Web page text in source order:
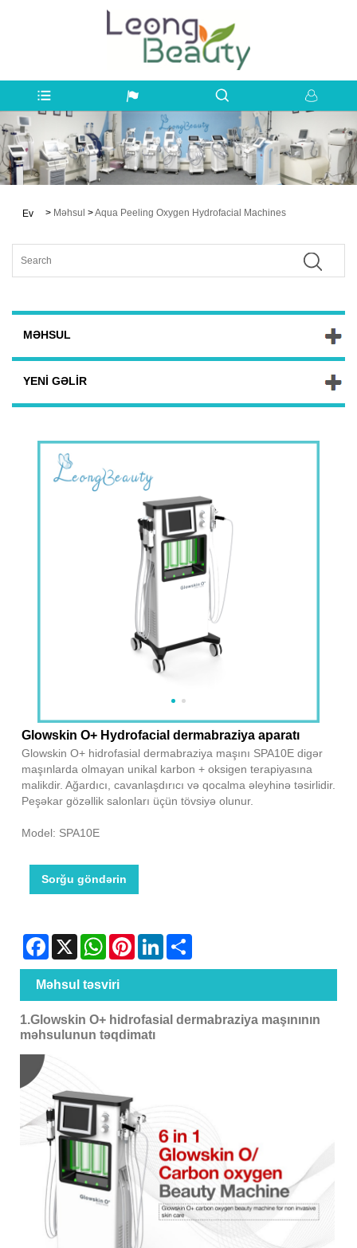
Ev > Məhsul >Aqua Peeling Oxygen Hydrofacial Machines
MƏHSUL
YENI GƏLIR
Glowskin O+ Hydrofacial dermabraziya aparatı
Glowskin O+ hidrofasial dermabraziya maşını SPA10E digər
maşınlarda olmayan unikal karbon + oksigen terapiyasına
malikdir. Ağardıcı, cavanlaşdırıcı və qocalma əleyhinə təsirlidir.
Peşəkar gözəllik salonları üçün tövsiyə olunur.
Model: SPA10E
Sorğu göndərin
Facebook
X WhatsAppPinterestLinkedIn
Məhsul təsviri
1.Glowskin O+ hidrofasial dermabraziya maşınının
məhsulunun təqdimatı